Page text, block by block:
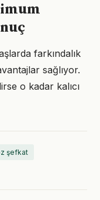
farkındalık
sağlıyor.
o kadar kalıcı
şefkat